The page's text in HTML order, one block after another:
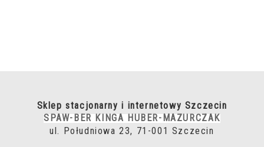
Sklep stacjonarny i internetowy Szczecin
SPAW-BER KINGA HUBER-MAZURCZAK
ul. Południowa 23, 71-001 Szczecin